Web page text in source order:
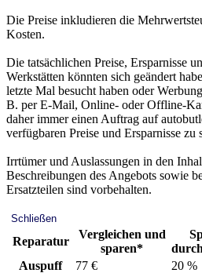
Die Preise inkludieren die
Kosten.
Die tatsächlichen Preise, Ersparnisse
Werkstätten könnten sich geändert
letzte Mal besucht haben oder
B. per E-Mail, Online- oder Offline-
daher immer einen Auftrag auf
verfügbaren Preise und Ersparnisse zu
Irrtümer und Auslassungen in den
Beschreibungen des Angebots sowie
Ersatzteilen sind vorbehalten.
Schließen
Reparatur
Vergleichen und
sparen*
Auspuff
77 € 20 %